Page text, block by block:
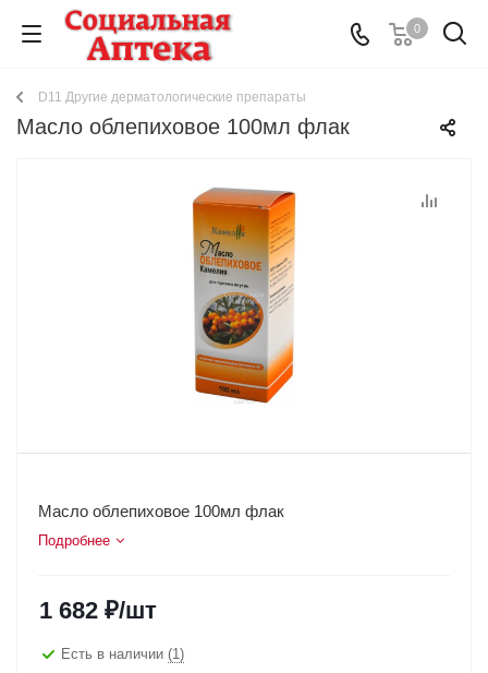
0
D11 Другие дерматологические препараты
Масло облепиховое 100мл флак
Масло облепиховое 100мл флак
Подробнее
1 682 ₽/шт
Есть в наличии (1)